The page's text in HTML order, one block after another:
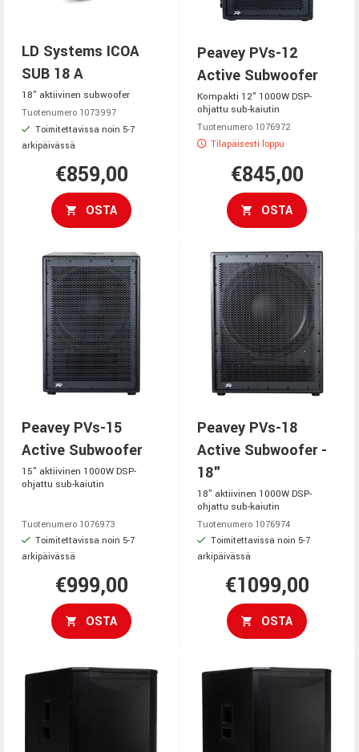
LD Systems ICOA
SUB 18 A
18" aktiivinen subwoofer
Tuotenumero 1073997
Toimitettavissa noin 5-7
arkipäivässä
€859,00
OSTA
Peavey PVs-12
Active Subwoofer
Kompakti 12" 1000W DSP-
ohjattu sub-kaiutin
Tuotenumero 1076972
Tilapäisesti loppu
€845,00
OSTA
Peavey PVs-15
Active Subwoofer
15" aktiivinen 1000W DSP-
ohjattu sub-kaiutin
Tuotenumero 1076973
Toimitettavissa noin 5-7
arkipäivässä
€999,00
OSTA
Peavey PVs-18
Active Subwoofer -
18"
18" aktiivinen 1000W DSP-
ohjattu sub-kaiutin
Tuotenumero 1076974
Toimitettavissa noin 5-7
arkipäivässä
€1099,00
OSTA